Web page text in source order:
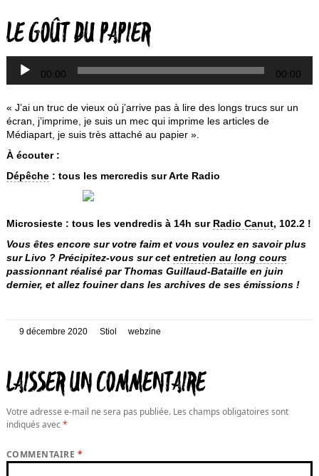
LE GOÛT DU PAPIER
00:00 00:00
« J’ai un truc de vieux où j’arrive pas à lire des longs trucs sur un
écran, j’imprime, je suis un mec qui imprime les articles de
Médiapart, je suis très attaché au papier ».
À écouter :
Dépêche: tous les mercredis sur Arte Radio
Microsieste : tous les vendredis à 14h sur Radio Canut, 102.2 !
Vous êtes encore sur votre faim et vous voulez en savoir plus
sur Livo ? Précipitez-vous sur cet entretien au long cours
passionnant réalisé par Thomas Guillaud-Bataille en juin
dernier, et allez fouiner dans les archives de ses émissions !
Posté
9 décembre 2020 Auteur
Stiol Catégories
webzine
LAISSER UN COMMENTAIRE
Votre adresse e-mail ne sera pas publiée. Les champs obligatoires sont
indiqués avec*
COMMENTAIRE *